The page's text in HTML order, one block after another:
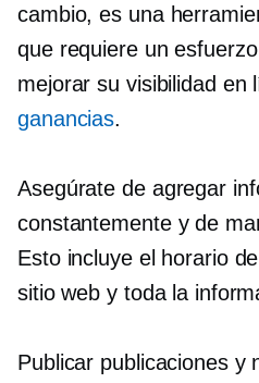
cambio, es una
que requiere un
mejorar su visibilidad en
ganancias.
Asegúrate de agregar
constantemente y de
Esto incluye el horario
sitio web y toda la
Publicar publicaciones y